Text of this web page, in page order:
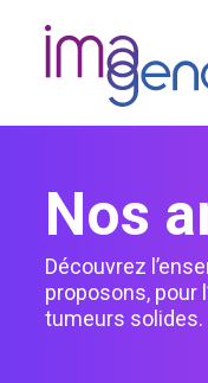
Nos
Découvrez
proposons, pour
tumeurs solides.